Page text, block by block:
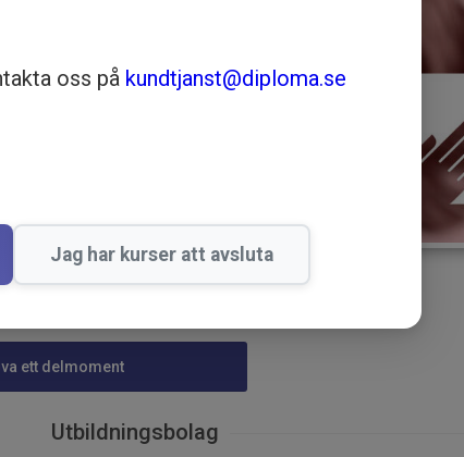
ett delmoment
Utbildningsbolag
oss på kundtjanst@diploma.se
Jag har kurser att avsluta